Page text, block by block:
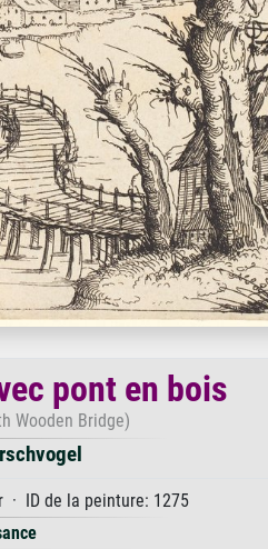
pont en bois
Wooden Bridge)
· ID de la peinture: 1275